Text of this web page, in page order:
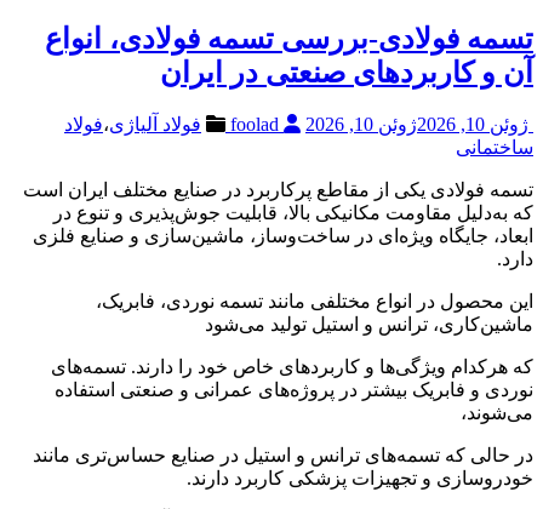
تسمه فولادی-بررسی تسمه فولادی، انواع
آن و کاربردهای صنعتی در ایران
ژوئن 10, 2026 ژوئن 10, 2026 فولاد آلیاژی،فولاد
ساختمانی
تسمه فولادی یکی از مقاطع پرکاربرد در صنایع مختلف ایران است
که به‌دلیل مقاومت مکانیکی بالا، قابلیت جوش‌پذیری و تنوع در
ابعاد، جایگاه ویژه‌ای در ساخت‌وساز، ماشین‌سازی و صنایع فلزی
دارد.
این محصول در انواع مختلفی مانند تسمه نوردی، فابریک،
ماشین‌کاری، ترانس و استیل تولید می‌شود
که هرکدام ویژگی‌ها و کاربردهای خاص خود را دارند. تسمه‌های
نوردی و فابریک بیشتر در پروژه‌های عمرانی و صنعتی استفاده
می‌شوند،
در حالی که تسمه‌های ترانس و استیل در صنایع حساس‌تری مانند
خودروسازی و تجهیزات پزشکی کاربرد دارند.